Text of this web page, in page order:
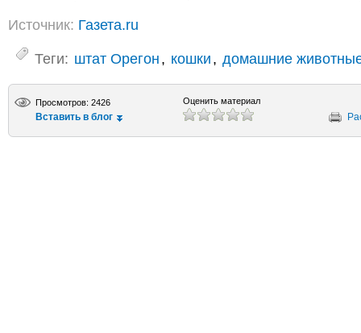
Источник: Газета.ru
Теги: штат Орегон, кошки, домашние
Просмотров: 2426
Вставить в блог
Оценить материал